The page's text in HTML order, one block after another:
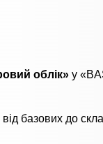
облік» у
від базових до